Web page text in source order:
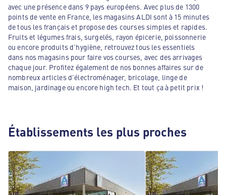
avec une présence dans 9 pays européens. Avec plus de 1300
points de vente en France, les magasins ALDI sont à 15 minutes
de tous les français et propose des courses simples et rapides.
Fruits et légumes frais, surgelés, rayon épicerie, poissonnerie
ou encore produits d'hygiène, retrouvez tous les essentiels
dans nos magasins pour faire vos courses, avec des arrivages
chaque jour. Profitez également de nos bonnes affaires sur de
nombreux articles d'électroménager, bricolage, linge de
maison, jardinage ou encore high tech. Et tout ça à petit prix !
Établissements les plus proches